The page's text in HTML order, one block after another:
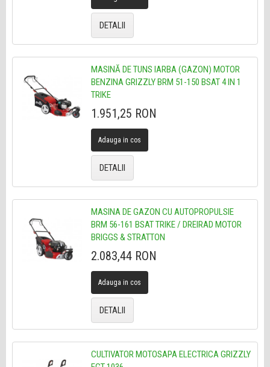
DETALII
MASINĂ DE TUNS IARBA (GAZON) MOTOR
BENZINA GRIZZLY BRM 51-150 BSAT 4 IN 1
TRIKE
1.951,25 RON
Adauga in cos
DETALII
MASINA DE GAZON CU AUTOPROPULSIE
BRM 56-161 BSAT TRIKE / DREIRAD MOTOR
BRIGGS & STRATTON
2.083,44 RON
Adauga in cos
DETALII
CULTIVATOR MOTOSAPA ELECTRICA GRIZZLY